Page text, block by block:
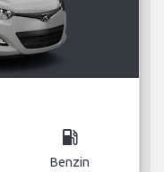
local_gas_station
Benzin